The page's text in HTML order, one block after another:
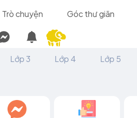
Trò chuyện Góc thư giãn
Lớp 3 Lớp 4 Lớp 5